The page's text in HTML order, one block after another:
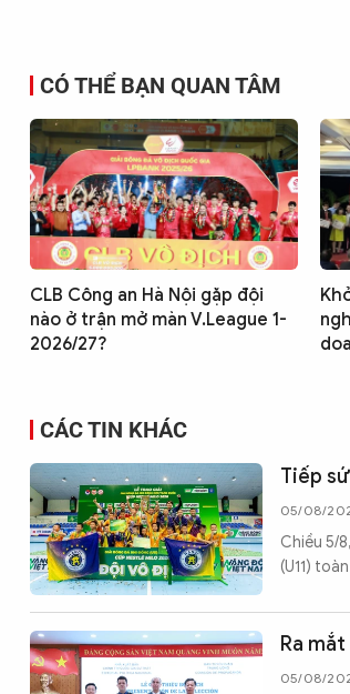
CÓ THỂ BẠN QUAN TÂM
CLB Công an Hà Nội gặp đội
nào ở trận mở màn V.League 1-
2026/27?
CÁC TIN KHÁC
Tiếp
05/08/
Chiều 5/
(U11)
Ra
05/08/